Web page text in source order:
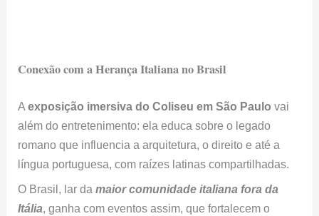
Conexão com a Herança Italiana no Brasil
Aexposição imersiva do Coliseu em São Paulo vai
além do entretenimento: ela educa sobre o legado
romano que influencia a arquitetura, o direito e até a
língua portuguesa, com raízes latinas compartilhadas.
O Brasil, lar damaior comunidade italiana fora da
Itália, ganha com eventos assim, que fortalecem o